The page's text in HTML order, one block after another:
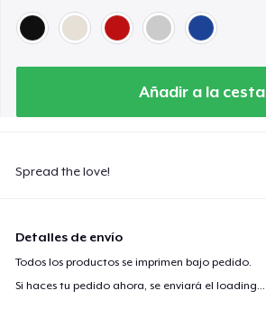
Añadir a la cesta
Spread the love!
Detalles de envío
Todos los productos se imprimen bajo pedido.
Si haces tu pedido ahora, se enviará elloading...